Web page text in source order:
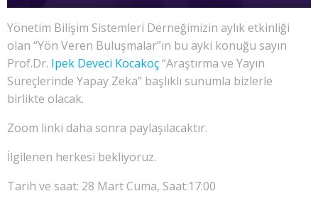
Yönetim Bilişim Sistemleri Derneğimizin aylık etkinliği
olan “Yön Veren Buluşmalar”ın bu ayki konuğu sayın
Prof.Dr. Ipek Deveci Kocakoç“Araştırma ve Yayın
Süreçlerinde Yapay Zeka” başlıklı sunumla bizlerle
birlikte olacak.
Zoom linki daha sonra paylaşılacaktır.
İlgilenen herkesi bekliyoruz.
Tarih ve saat: 28 Mart Cuma, Saat:17:00